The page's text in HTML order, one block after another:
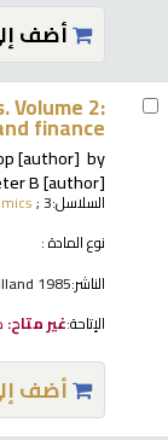
أضف
Volume 2:
finance
by
[author]
B[author]
السلاسل:; 3
نوع المادة :
الناشر:1985
الإتاحة:غير متاح:
أضف